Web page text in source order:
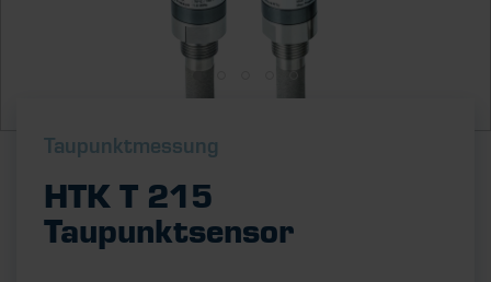
Taupunktmessung
HTK T 215
Taupunktsensor